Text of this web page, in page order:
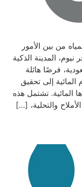
من بين الأمور
المدينة الذكية
فرصًا هائلة
إلى تحقيق
المائية. تشتمل هذه
والتحلية، […]